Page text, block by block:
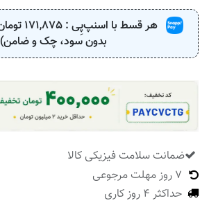
هر قسط با اسنپ‌پِی :171,875
بدون سود، چک و ضامن)
ضمانت سلامت فیزیکی کالا
حداکثر 4 روز کاری